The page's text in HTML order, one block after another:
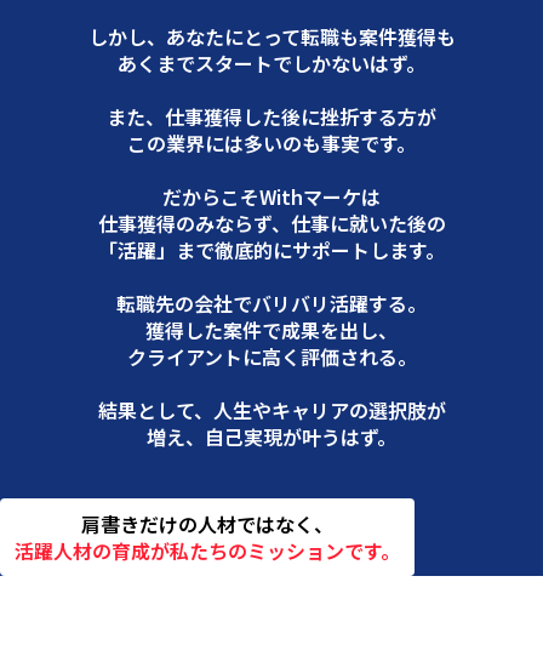
しかし、あなたにとって転職も案件獲得も
あくまでスタートでしかないはず。
また、仕事獲得した後に挫折する方が
この業界には多いのも事実です。
だからこそWithマーケは
仕事獲得のみならず、 仕事に就いた後の
「活躍」まで徹底的にサポートします。
転職先の会社でバリバリ活躍する。
獲得した案件で成果を出し、
クライアントに高く評価される。
結果として、人生やキャリアの選択肢が
増え、自己実現が叶うはず。
肩書きだけの人材ではなく、
活躍人材の育成が私たちのミッションです。